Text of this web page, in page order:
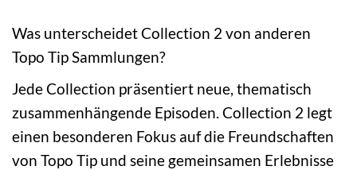
Was unterscheidet Collection 2 von anderen
Topo Tip Sammlungen?
Jede Collection präsentiert neue, thematisch
zusammenhängende Episoden. Collection 2 legt
einen besonderen Fokus auf die Freundschaften
von Topo Tip und seine gemeinsamen Erlebnisse